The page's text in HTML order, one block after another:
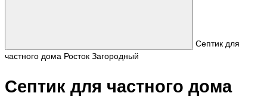
Септик для
частного дома Росток Загородный
Септик для частного дома